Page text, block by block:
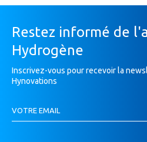
Restez informé de
Hydrogène
Inscrivez-vous pour recevoir la
Hynovations
Newsletter
VOTRE EMAIL
Si